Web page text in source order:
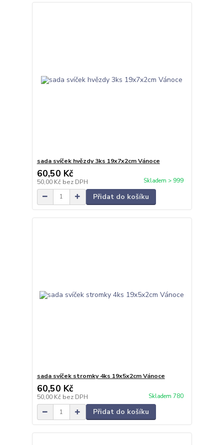
sada svíček hvězdy 3ks 19x7x2cm Vánoce
60,50 Kč
50,00 Kč bez DPH Skladem > 999
Přidat do košíku
sada svíček stromky 4ks 19x5x2cm Vánoce
60,50 Kč
50,00 Kč bez DPH Skladem 780
Přidat do košíku